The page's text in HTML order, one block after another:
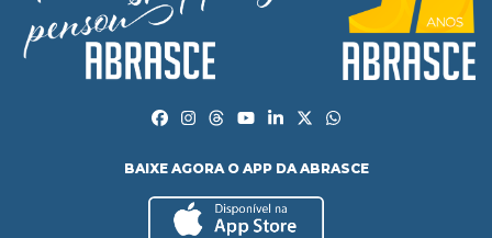
BAIXE AGORA O APP DA ABRASCE